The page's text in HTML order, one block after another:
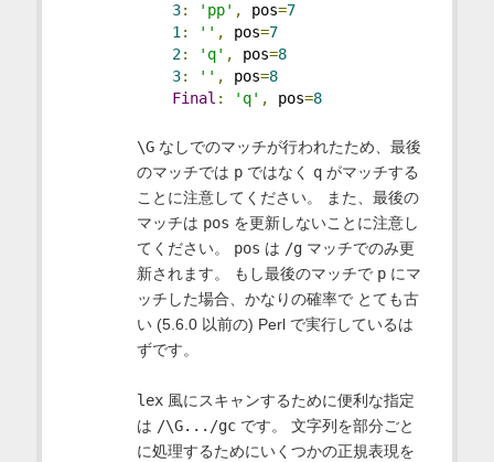
3: 'pp' , pos=7
1 : '' , pos=7
2: 'q' , pos=8
3: '' , pos=8
Final : 'q' , pos=8
\Gなしでのマッチが行われたため、最後
のマッチでは pではなく qがマッチする
ことに注意してください。 また、最後の
マッチは pos を更新しないことに注意し
てください。 pos は /gマッチでのみ更
新されます。 もし最後のマッチで pにマ
ッチした場合、かなりの確率で とても古
い (5.6.0 以前の) Perl で実行しているは
ずです。
lex風にスキャンするために便利な指定
は /\G.../gcです。 文字列を部分ごと
に処理するためにいくつかの正規表現を